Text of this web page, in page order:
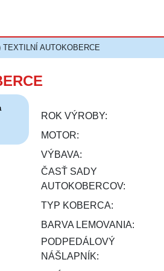
AUTOKOBERCE
ROK VÝROBY:
MOTOR:
VÝBAVA:
ČASŤ SADY
AUTOKOBERCOV:
TYP KOBERCA:
BARVA LEMOVANIA:
PODPEDÁLOVÝ
NÁŠLAPNÍK: